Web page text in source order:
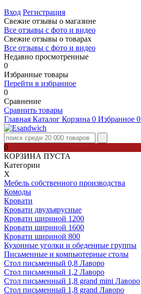
Вход Регистрация
Свежие отзывы о магазине
Все отзывы с фото и видео
Свежие отзывы о товарах
Все отзывы c фото и видео
Недавно просмотренные
0
Избранные товары
Перейти в избранное
0
Сравнение
Сравнить товары
Главная Каталог Корзина 0 Избранное 0
0
КОРЗИНА ПУСТА
Категории
Х
Мебель собственного производства
Комоды
Кровати
Кровати двухъярусные
Кровати шириной 1200
Кровати шириной 1600
Кровати шириной 800
Кухонные уголки и обеденные группы
Письменные и компьютерные столы
Стол письменный 0,8 Лаворо
Стол письменный 1,2 Лаворо
Стол письменный 1,8 grand mini Лаворо
Стол письменный 1,8 grand Лаворо